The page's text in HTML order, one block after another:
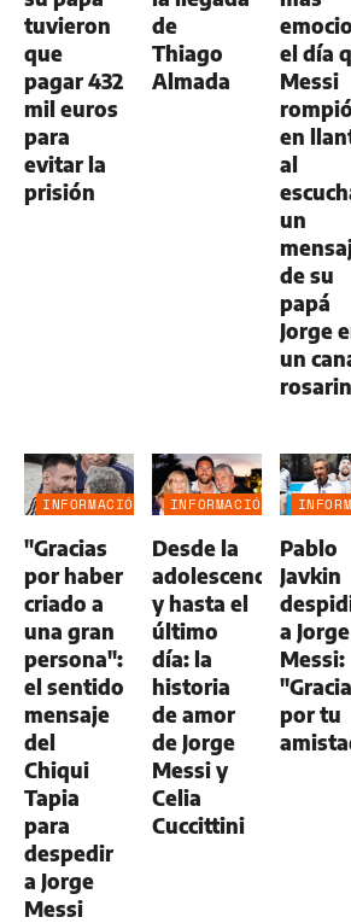
tuvieron
que
pagar 432
mil euros
para
evitar la
prisión
de
Thiago
Almada
el día
Messi
rompió
en
al
un
de su
papá
Jorge
un
INFORMACIÓN
"Gracias
por haber
criado a
una gran
persona":
el sentido
mensaje
del
Chiqui
Tapia
para
despedir
a Jorge
Messi
INFORMACIÓN
Desde la
adolescencia
y hasta el
último
día: la
historia
de amor
de Jorge
Messi y
Celia
Cuccittini
Pablo
Javkin
a Jorge
Messi:
por tu